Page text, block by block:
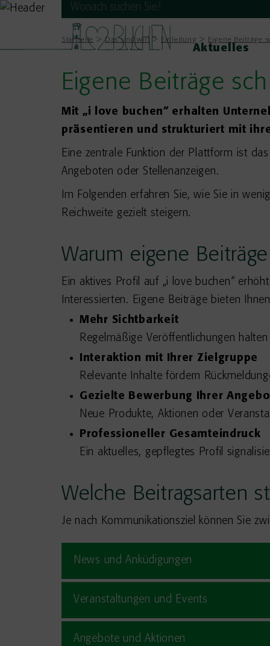
Aktuelles
Startseite Das sind wir! Einleitung Eigene Beiträge
Eigene Beiträge
Mit „i love buchen“ erhalten
präsentieren und strukturiert mit
Eine zentrale Funktion der Plattform ist
Angeboten oder Stellenanzeigen.
Im Folgenden erfahren Sie, wie Sie in
Reichweite gezielt steigern.
Warum eigene
Ein aktives Profil auf „i love buchen“
Interessierten. Eigene Beiträge bieten
Mehr Sichtbarkeit
Regelmäßige Veröffentlichungen
Interaktion mit Ihrer Zielgruppe
Relevante Inhalte fördern
Gezielte Bewerbung Ihrer
Neue Produkte, Aktionen oder
Professioneller Gesamteindruck
Ein aktuelles, gepflegtes Profil
Welche Beitragsarten
Je nach Kommunikationsziel können Sie
News und Anküdigungen
Veranstaltungen und Events
Angebote und Aktionen